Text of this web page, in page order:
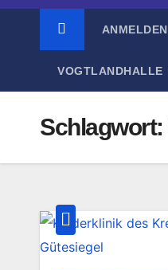
ANMELDEN
VOGTLANDHALLE
Schlagwort: